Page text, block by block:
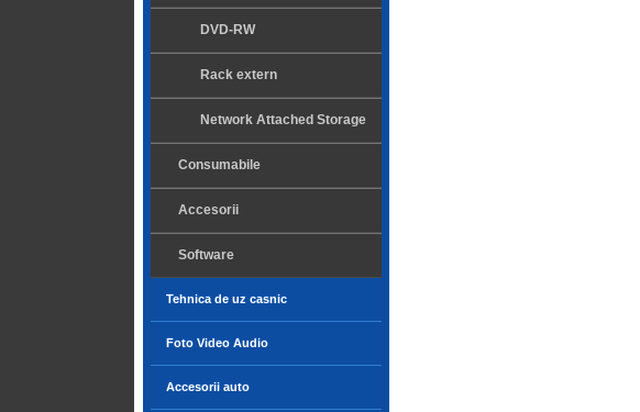
DVD-RW
Rack extern
Network Attached Storage
Consumabile
Accesorii
Software
Tehnica de uz casnic
Foto Video Audio
Accesorii auto